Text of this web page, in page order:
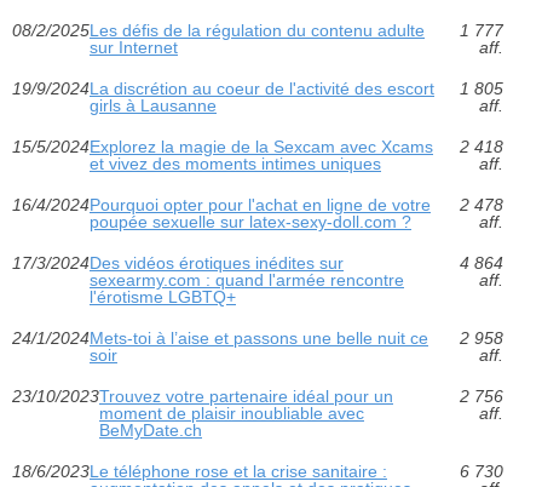
08/2/2025Les défis de la régulation du contenu adulte
sur Internet
1 777
aff.
19/9/2024La discrétion au coeur de l'activité des escort
girls à Lausanne
1 805
aff.
15/5/2024Explorez la magie de la Sexcam avec Xcams
et vivez des moments intimes uniques
2 418
aff.
16/4/2024Pourquoi opter pour l'achat en ligne de votre
poupée sexuelle sur latex-sexy-doll.com ?
2 478
aff.
17/3/2024Des vidéos érotiques inédites sur
sexearmy.com : quand l'armée rencontre
l'érotisme LGBTQ+
4 864
aff.
24/1/2024Mets-toi à l’aise et passons une belle nuit ce
soir
2 958
aff.
23/10/2023Trouvez votre partenaire idéal pour un
moment de plaisir inoubliable avec
BeMyDate.ch
2 756
aff.
18/6/2023Le téléphone rose et la crise sanitaire :
6 730